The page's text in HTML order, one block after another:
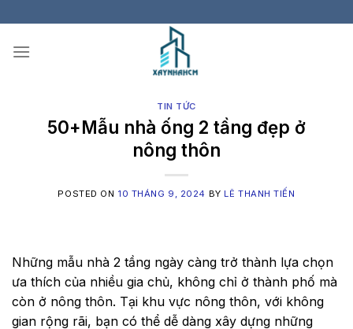
content
TIN TỨC
50+Mẫu nhà ống 2 tầng đẹp ở
nông thôn
POSTED ON 10 THÁNG 9, 2024 BY LÊ THANH TIẾN
Những mẫu nhà 2 tầng ngày càng trở thành lựa chọn
ưa thích của nhiều gia chủ, không chỉ ở thành phố mà
còn ở nông thôn. Tại khu vực nông thôn, với không
gian rộng rãi, bạn có thể dễ dàng xây dựng những